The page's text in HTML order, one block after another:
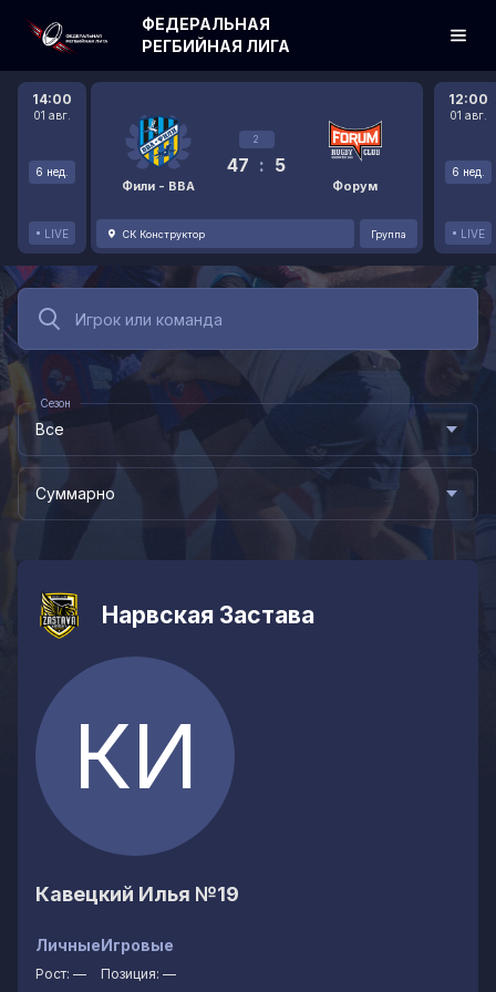
14:00
01 авг.
6 нед.
LIVE
Фили - ВВА
2
47 : 5
Форум
СК Конструктор Группа
12:00
01 авг.
6 нед.
LIVE
ФЕДЕРАЛЬНАЯ
РЕГБИЙНАЯ ЛИГА
Все
Сезон
Суммарно
Нарвская Застава
КИ
Кавецкий Илья №19
Личные
Рост: —
Игровые
Позиция: —